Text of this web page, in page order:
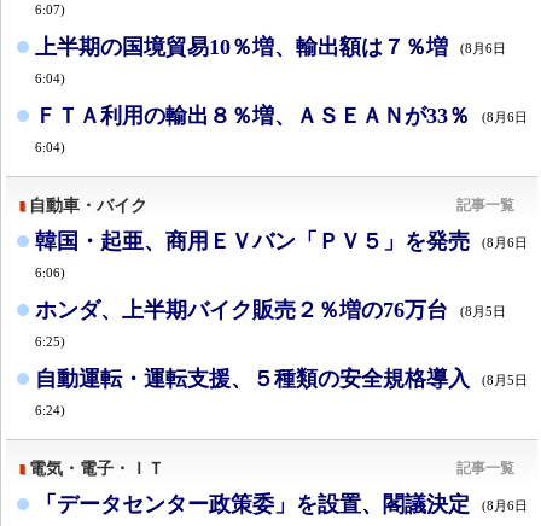
6:07)
上半期の国境貿易10％増、輸出額は７％増 (8月6日
6:04)
ＦＴＡ利用の輸出８％増、ＡＳＥＡＮが33％ (8月6日
6:04)
自動車・バイク 記事一覧
韓国・起亜、商用ＥＶバン「ＰＶ５」を発売 (8月6日
6:06)
ホンダ、上半期バイク販売２％増の76万台 (8月5日
6:25)
自動運転・運転支援、５種類の安全規格導入 (8月5日
6:24)
電気・電子・ＩＴ 記事一覧
「データセンター政策委」を設置、閣議決定 (8月6日